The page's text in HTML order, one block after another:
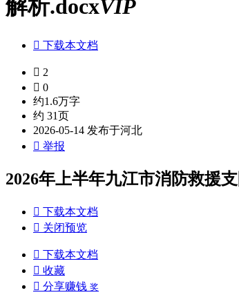
解析.docxVIP
 下载本文档
 2
 0
约1.6万字
约 31页
2026-05-14 发布于河北
 举报
2026年上半年九江市消防救援
 下载本文档
 关闭预览
 下载本文档
 收藏
 分享赚钱 奖